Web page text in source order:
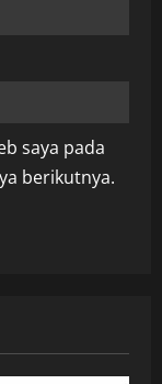
saya pada
berikutnya.